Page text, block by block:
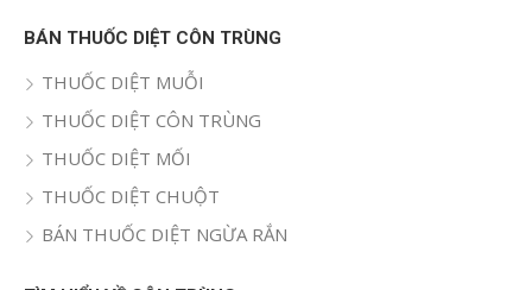
BÁN THUỐC DIỆT CÔN TRÙNG
THUỐC DIỆT MUỖI
THUỐC DIỆT CÔN TRÙNG
THUỐC DIỆT MỐI
THUỐC DIỆT CHUỘT
BÁN THUỐC DIỆT NGỪA RẮN